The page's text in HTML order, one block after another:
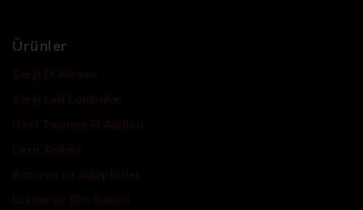
Ürünler
Şarjlı El Aletleri
Şarjlı Led Lambalar
Özel Tasarım El Aletleri
Cırcır Kolları
Batarya ve Adaptörler
Lokma ve Bits Setleri